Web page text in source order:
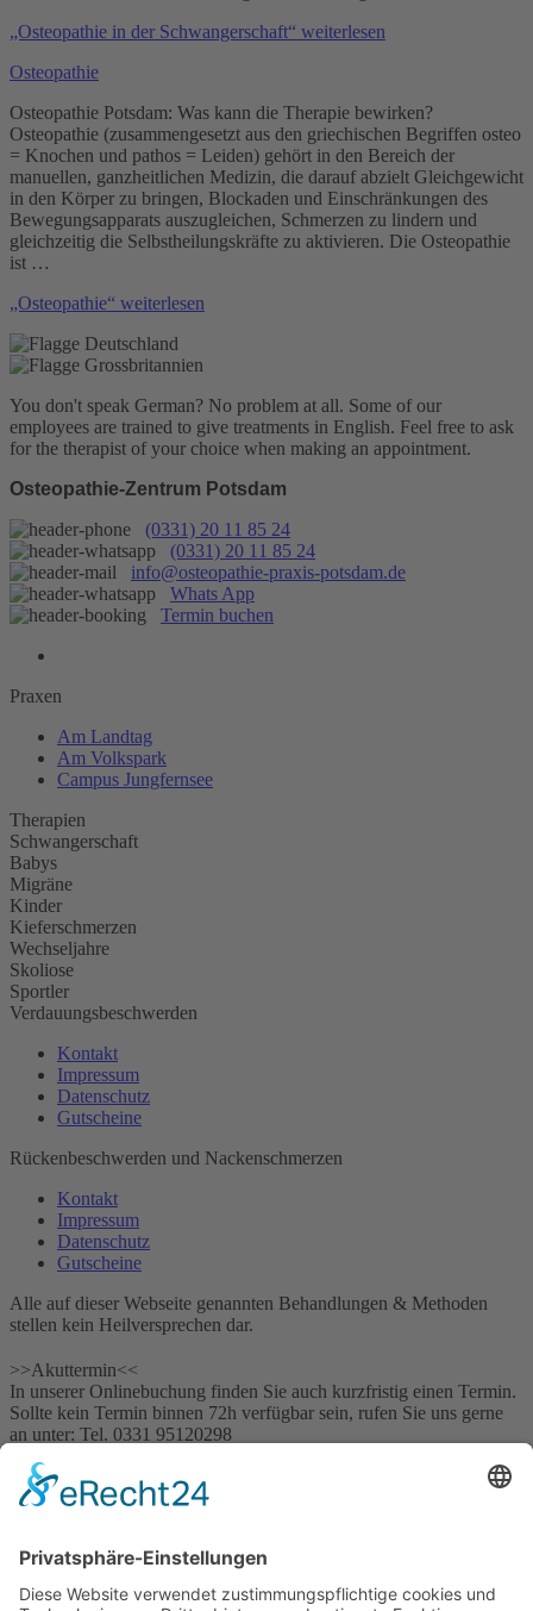
„Osteopathie in der Schwangerschaft“ weiterlesen
Osteopathie
Osteopathie Potsdam: Was kann die Therapie bewirken?
Osteopathie (zusammengesetzt aus den griechischen Begriffen osteo
= Knochen und pathos = Leiden) gehört in den Bereich der
manuellen, ganzheitlichen Medizin, die darauf abzielt Gleichgewicht
in den Körper zu bringen, Blockaden und Einschränkungen des
Bewegungsapparats auszugleichen, Schmerzen zu lindern und
gleichzeitig die Selbstheilungskräfte zu aktivieren. Die Osteopathie
ist …
„Osteopathie“ weiterlesen
You don't speak German? No problem at all. Some of our
employees are trained to give treatments in English. Feel free to ask
for the therapist of your choice when making an appointment.
Osteopathie-Zentrum Potsdam
(0331) 20 11 85 24
(0331) 20 11 85 24
info@osteopathie-praxis-potsdam.de
Whats App
Termin buchen
Praxen
Am Landtag
Am Volkspark
Campus Jungfernsee
Therapien
Schwangerschaft
Babys
Migräne
Kinder
Kieferschmerzen
Wechseljahre
Skoliose
Sportler
Verdauungsbeschwerden
Kontakt
Impressum
Datenschutz
Gutscheine
Rückenbeschwerden und Nackenschmerzen
Kontakt
Impressum
Datenschutz
Gutscheine
Alle auf dieser Webseite genannten Behandlungen & Methoden
stellen kein Heilversprechen dar.
>>Akuttermin<<
In unserer Onlinebuchung finden Sie auch kurzfristig einen Termin.
Sollte kein Termin binnen 72h verfügbar sein, rufen Sie uns gerne
an unter: Tel. ‎0331 95120298
Schließen